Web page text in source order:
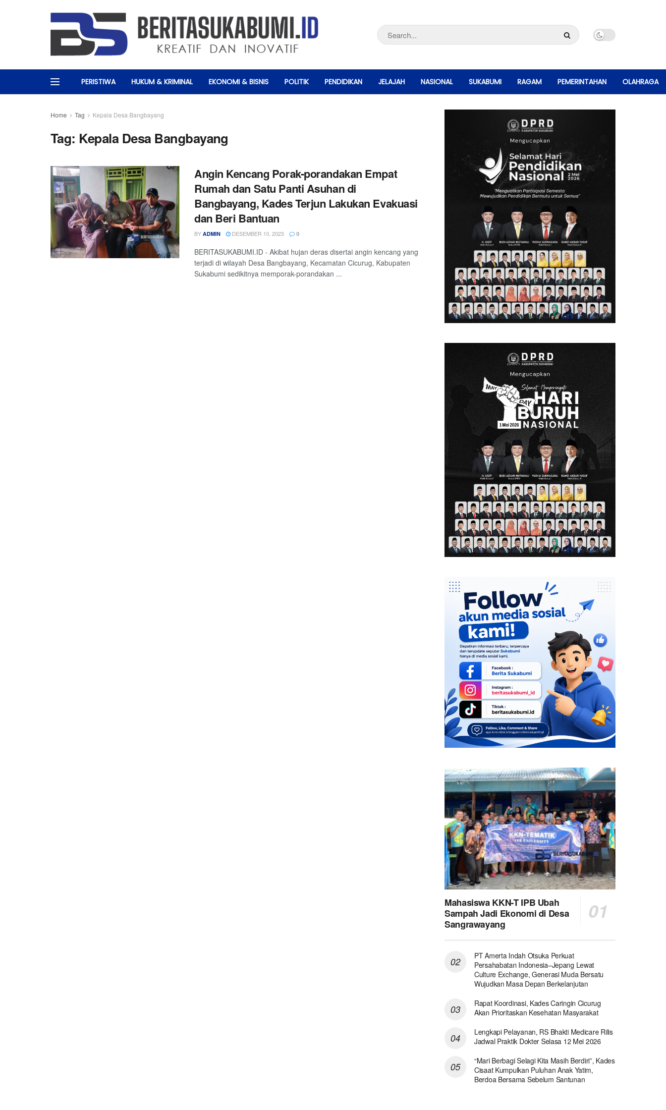
PERISTIWA HUKUM & KRIMINAL EKONOMI & BISNIS POLITIK PENDIDIKAN JELAJAH NASIONAL SUKABUMI RAGAM PEMERINTAHAN OLAHRAGA
Home Tag Kepala Desa Bangbayang
Tag: Kepala Desa Bangbayang
Angin Kencang Porak-porandakan Empat
Rumah dan Satu Panti Asuhan di
Bangbayang, Kades Terjun Lakukan Evakuasi
dan Beri Bantuan
BY ADMIN DESEMBER 10, 2023 0
BERITASUKABUMI.ID - Akibat hujan deras disertai angin kencang yang
terjadi di wilayah Desa Bangbayang, Kecamatan Cicurug, Kabupaten
Sukabumi sedikitnya memporak-porandakan ...
Mahasiswa KKN-T IPB Ubah
Sampah Jadi Ekonomi di Desa
Sangrawayang
PT Amerta Indah Otsuka Perkuat
Persahabatan Indonesia–Jepang Lewat
Culture Exchange, Generasi Muda Bersatu
Wujudkan Masa Depan Berkelanjutan
Rapat Koordinasi, Kades Caringin Cicurug
Akan Prioritaskan Kesehatan Masyarakat
Lengkapi Pelayanan, RS Bhakti Medicare Rilis
Jadwal Praktik Dokter Selasa 12 Mei 2026
“Mari Berbagi Selagi Kita Masih Berdiri”, Kades
Cisaat Kumpulkan Puluhan Anak Yatim,
Berdoa Bersama Sebelum Santunan